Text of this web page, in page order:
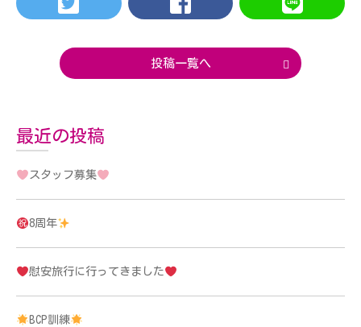
投稿一覧へ
最近の投稿
スタッフ募集
8周年
慰安旅行に行ってきました
BCP訓練